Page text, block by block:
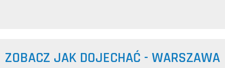
ZOBACZ JAK DOJECHAĆ - WARSZAWA